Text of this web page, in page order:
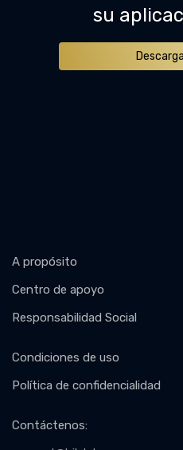
su
A propósito
Centro de apoyo
Responsabilidad Social
Condiciones de uso
Política de confidencialidad
Contáctenos: